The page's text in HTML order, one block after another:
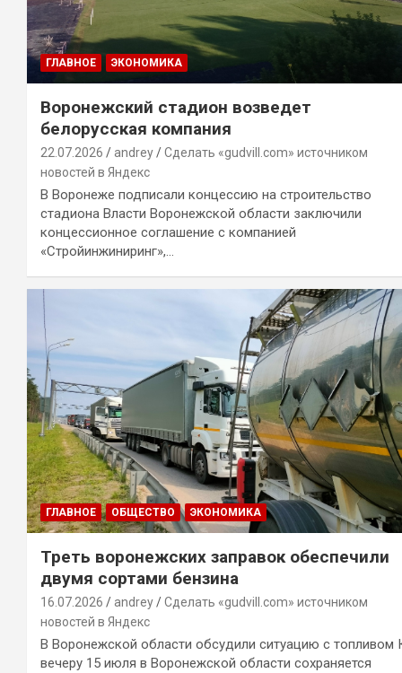
ГЛАВНОЕ ЭКОНОМИКА
Воронежский стадион возведет
белорусская компания
22.07.2026 andrey
Сделать «gudvill.com» источником
новостей в Яндекс
В Воронеже подписали концессию на строительство
стадиона Власти Воронежской области заключили
концессионное соглашение с компанией
«Стройинжиниринг»,…
ГЛАВНОЕ ОБЩЕСТВО ЭКОНОМИКА
Треть воронежских заправок обеспечили
двумя сортами бензина
16.07.2026 andrey
Сделать «gudvill.com» источником
новостей в Яндекс
В Воронежской области обсудили ситуацию с топливом
вечеру 15 июля в Воронежской области сохраняется